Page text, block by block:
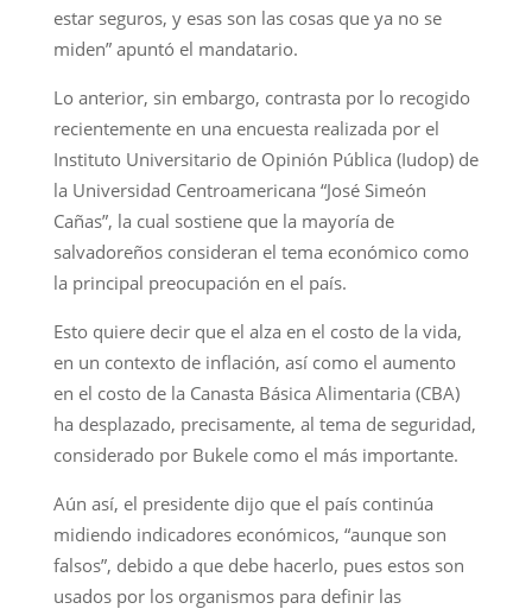
estar seguros, y esas son las cosas que ya no se
miden” apuntó el mandatario.
Lo anterior, sin embargo, contrasta por lo recogido
recientemente en una encuesta realizada por el
Instituto Universitario de Opinión Pública (Iudop) de
la Universidad Centroamericana “José Simeón
Cañas”, la cual sostiene que la mayoría de
salvadoreños consideran el tema económico como
la principal preocupación en el país.
Esto quiere decir que el alza en el costo de la vida,
en un contexto de inflación, así como el aumento
en el costo de la Canasta Básica Alimentaria (CBA)
ha desplazado, precisamente, al tema de seguridad,
considerado por Bukele como el más importante.
Aún así, el presidente dijo que el país continúa
midiendo indicadores económicos, “aunque son
falsos”, debido a que debe hacerlo, pues estos son
usados por los organismos para definir las